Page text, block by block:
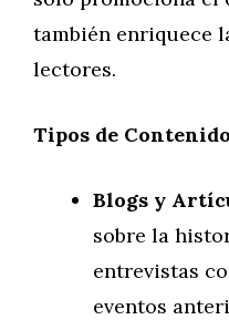
también enriquece
lectores.
Tipos de Contenido
Blogs y
sobre la
entrevistas
eventos